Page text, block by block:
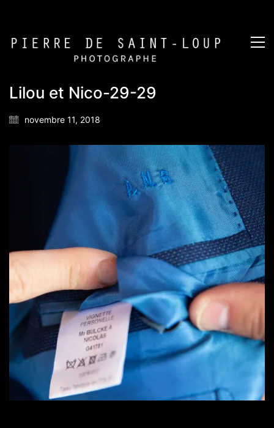
Lilou et Nico-29-29
novembre 11, 2018